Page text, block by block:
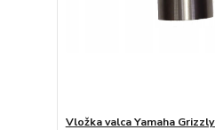
Vložka valca Yamaha